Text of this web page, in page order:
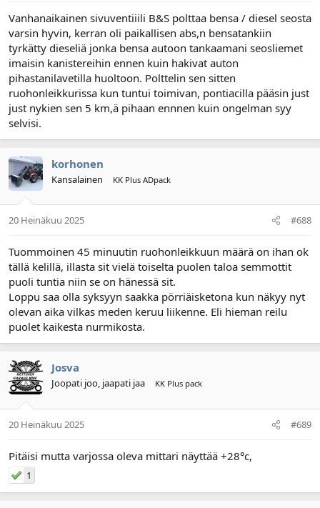
Vanhanaikainen sivuventiiili B&S polttaa bensa / diesel seosta
varsin hyvin, kerran oli paikallisen abs,n bensatankiin
tyrkätty dieseliä jonka bensa autoon tankaamani seosliemet
imaisin kanistereihin ennen kuin hakivat auton
pihastanilavetilla huoltoon. Polttelin sen sitten
ruohonleikkurissa kun tuntui toimivan, pontiacilla pääsin just
just nykien sen 5 km,ä pihaan ennnen kuin ongelman syy
selvisi.
korhonen
Kansalainen KK Plus ADpack
20 Heinäkuu 2025 #688
Tuommoinen 45 minuutin ruohonleikkuun määrä on ihan ok
tällä kelillä, illasta sit vielä toiselta puolen taloa semmottit
puoli tuntia niin se on hänessä sit.
Loppu saa olla syksyyn saakka pörriäisketona kun näkyy nyt
olevan aika vilkas meden keruu liikenne. Eli hieman reilu
puolet kaikesta nurmikosta.
Josva
Joopati joo, jaapati jaa KK Plus pack
20 Heinäkuu 2025 #689
Pitäisi mutta varjossa oleva mittari näyttää +28°c,
1